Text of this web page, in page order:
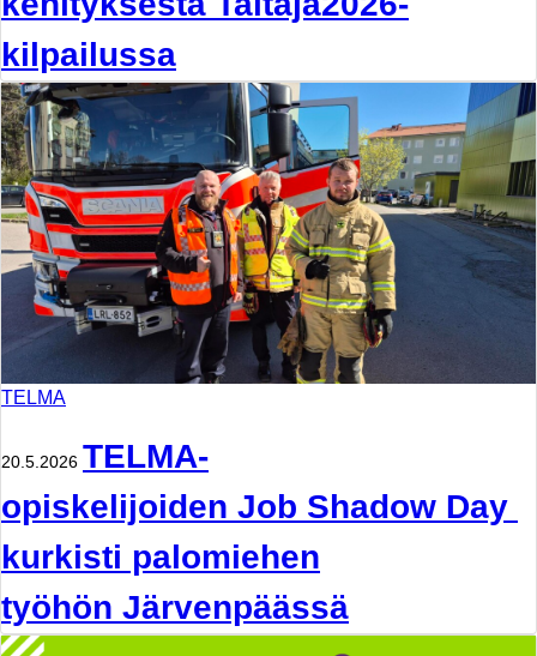
kilpailussa
TELMA
20.5.2026 TELMA-
opiskelijoiden Job Shadow Day
kurkisti palomiehen
työhön Järvenpäässä